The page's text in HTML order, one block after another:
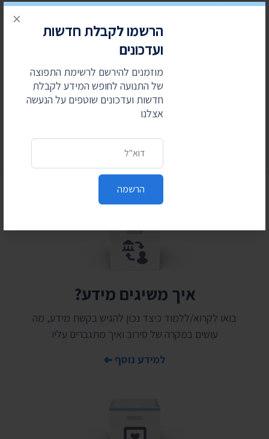
הרשמו לקבלת חדשות
ועדכונים
מוזמנים להירשם לרשימת התפוצה
של התנועה לחופש המידע לקבלת
חדשות ועדכונים שוטפים על הנעשה
אצלנו
הרשמה
×
הרשמה
איך משיגים מידע?
בואו לקרוא/ללמוד כיצד נכון להגיש בקשת מידע, מה
עושים במקרה של סירוב ואיך מתגברים עליו
למידע נוסף